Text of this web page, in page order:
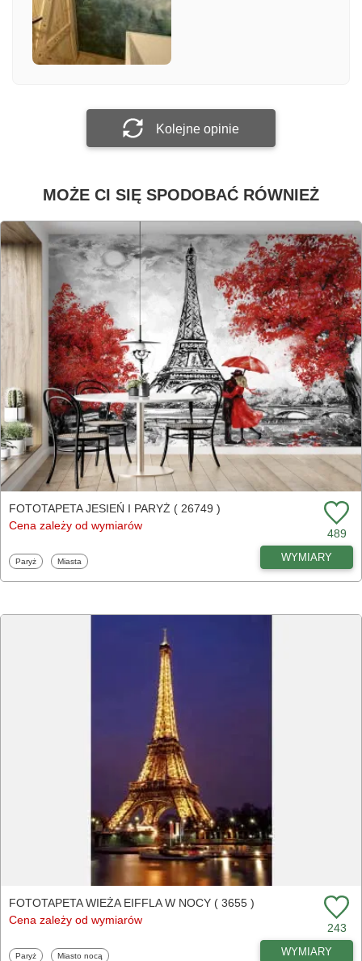
Załącz zdjęcie
Kolejne opinie
MOŻE CI SIĘ SPODOBAĆ RÓWNIEŻ
FOTOTAPETA JESIEŃ I PARYŻ ( 26749 )
Cena zależy od wymiarów
489
Fototapety
Paryż Fototapety
Miasta WYMIARY
FOTOTAPETA WIEŻA EIFFLA W NOCY ( 3655 )
Cena zależy od wymiarów
243
Fototapety
Paryż Fototapety
Miasto nocą WYMIARY